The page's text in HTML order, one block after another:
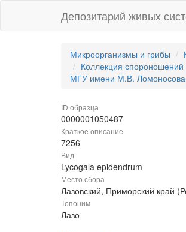
Депозитарий живых
Микроорганизмы и грибы
Коллекция спороношений
МГУ имени М.В. Ломоносова
ID образца
0000001050487
Краткое описание
7256
Вид
Lycogala epidendrum
Место сбора
Лазовский, Приморский край
Топоним
Лазо